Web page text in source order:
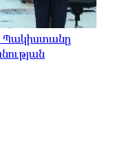
Պակիստանը